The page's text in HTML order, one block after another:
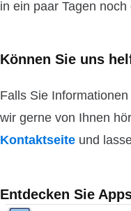
in ein paar Tagen
Können Sie uns
Falls Sie
wir gerne von Ihnen
Kontaktseite und
Entdecken Sie